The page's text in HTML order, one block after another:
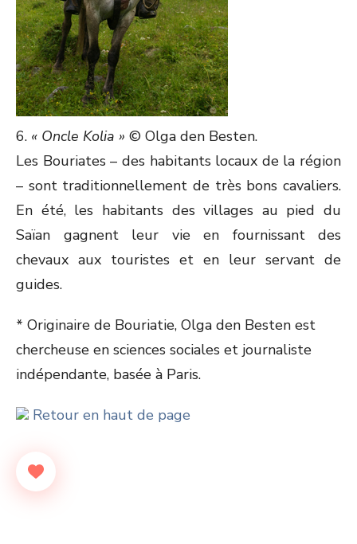
6. « Oncle Kolia » © Olga den Besten.
Les Bouriates – des habitants locaux de la région
– sont traditionnellement de très bons cavaliers.
En été, les habitants des villages au pied du
Saïan gagnent leur vie en fournissant des
chevaux aux touristes et en leur servant de
guides.
* Originaire de Bouriatie, Olga den Besten est
chercheuse en sciences sociales et journaliste
indépendante, basée à Paris.
Retour en haut de page